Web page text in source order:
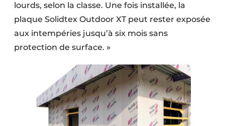
lourds, selon la classe. Une fois installée, la
plaque Solidtex Outdoor XT peut rester exposée
aux intempéries jusqu’à six mois sans
protection de surface. »